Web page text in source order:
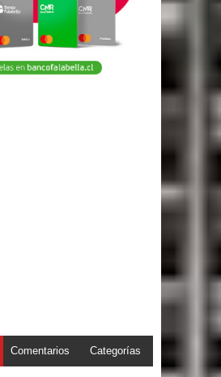
Comentarios Categorías